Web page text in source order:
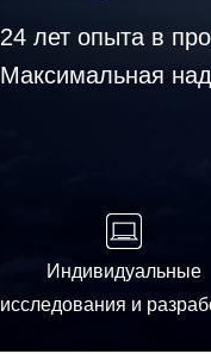
24 лет опыта в
Максимальная
Индивидуальные
исследования и